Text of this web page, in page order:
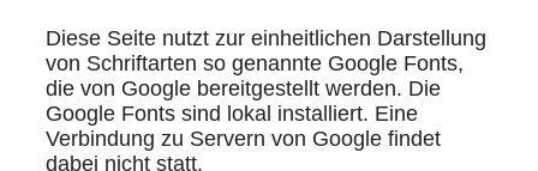
Diese Seite nutzt zur einheitlichen Darstellung
von Schriftarten so genannte Google Fonts,
die von Google bereitgestellt werden. Die
Google Fonts sind lokal installiert. Eine
Verbindung zu Servern von Google findet
dabei nicht statt.